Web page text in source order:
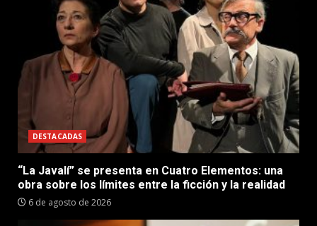
DESTACADAS
“La Javalí” se presenta en Cuatro Elementos: una
obra sobre los límites entre la ficción y la realidad
6 de agosto de 2026